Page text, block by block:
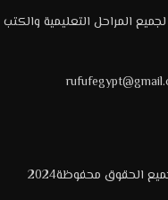
المراحل التعليمية والكتب
الحقوق محفوظة2024